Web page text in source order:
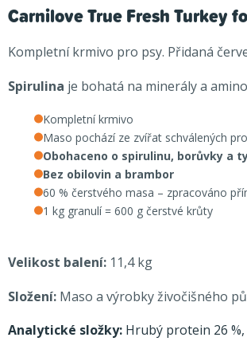
Carnilove True Fresh Turkey
Kompletní krmivo pro psy. Přidaná
Spirulina je bohatá na minerály a
Kompletní krmivo
Maso pochází ze zvířat schválených
Obohaceno o spirulinu, borůvky a
Bez obilovin a brambor
60 % čerstvého masa – zpracováno
1 kg granulí = 600 g čerstvé krůty
Velikost balení: 11,4 kg
Složení: Maso a výrobky živočišného
Analytické složky: Hrubý protein 26 %,